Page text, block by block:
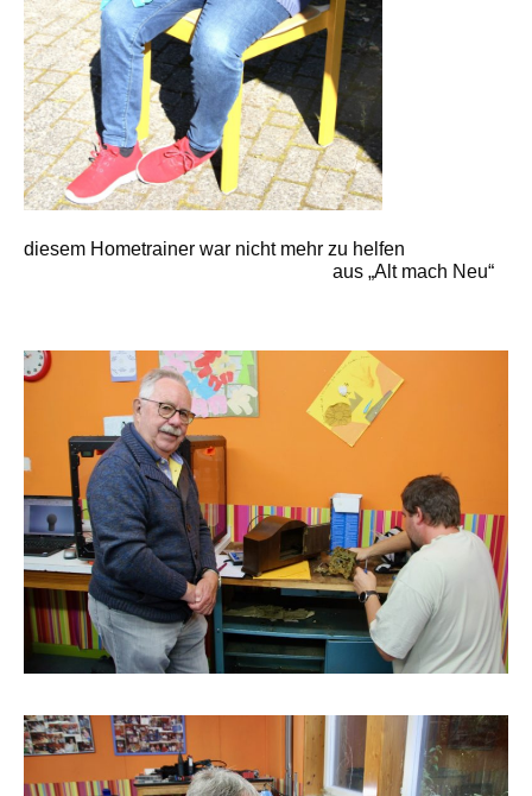
diesem Hometrainer war nicht mehr zu helfen
aus „Alt mach Neu“